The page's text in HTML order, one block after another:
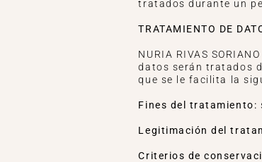
tratados durante un
TRATAMIENTO DE
NURIA RIVAS
datos serán tratados
que se le facilita la
Fines del tratamiento:
Legitimación del
Criterios de